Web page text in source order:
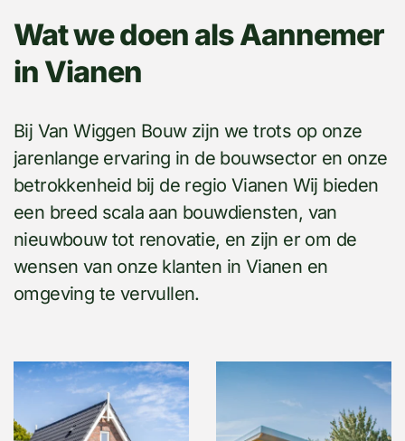
Wat we doen als Aannemer
in Vianen
Bij Van Wiggen Bouw zijn we trots op onze
jarenlange ervaring in de bouwsector en onze
betrokkenheid bij de regio Vianen Wij bieden
een breed scala aan bouwdiensten, van
nieuwbouw tot renovatie, en zijn er om de
wensen van onze klanten in Vianen en
omgeving te vervullen.